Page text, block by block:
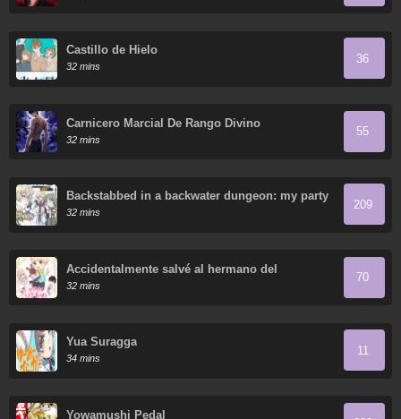
Castillo de Hielo
32 mins
36
Carnicero Marcial De Rango Divino
32 mins
55
Backstabbed in a backwater dungeon: my party
tried to kill me, but thanks to an infinite gacha i
got lvl 9999 friends and am out for revenge
32 mins
209
Accidentalmente salvé al hermano del
protagonista
32 mins
70
Yua Suragga
34 mins
11
Yowamushi Pedal